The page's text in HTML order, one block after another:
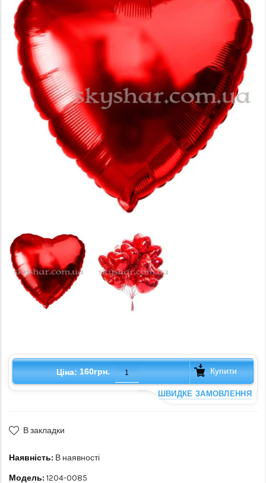
Ціна: 160грн. Купити
ШВИДКЕ ЗАМОВЛЕННЯ
В закладки
Наявність: В наявності
Модель: 1204-0085